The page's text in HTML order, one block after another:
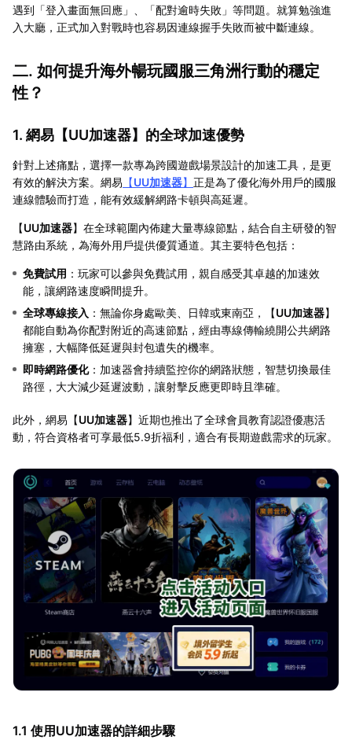
遇到「登入畫面無回應」、「配對逾時失敗」等問題。就算勉強進
入大廳，正式加入對戰時也容易因連線握手失敗而被中斷連線。
二. 如何提升海外暢玩國服三角洲行動的穩定
性？
1. 網易【UU加速器】的全球加速優勢
針對上述痛點，選擇一款專為跨國遊戲場景設計的加速工具，是更
有效的解決方案。網易 【UU加速器】 正是為了優化海外用戶的國服
連線體驗而打造，能有效緩解網路卡頓與高延遲。
【UU加速器】在全球範圍內佈建大量專線節點，結合自主研發的智
慧路由系統，為海外用戶提供優質通道。其主要特色包括：
免費試用 ：玩家可以參與免費試用，親自感受其卓越的加速效
能，讓網路速度瞬間提升。
全球專線接入 ：無論你身處歐美、日韓或東南亞，【UU加速器】
都能自動為你配對附近的高速節點，經由專線傳輸繞開公共網路
擁塞，大幅降低延遲與封包遺失的機率。
即時網路優化：加速器會持續監控你的網路狀態，智慧切換最佳
路徑，大大減少延遲波動，讓射擊反應更即時且準確。
此外，網易【UU加速器】近期也推出了全球會員教育認證優惠活
動，符合資格者可享最低5.9折福利，適合有長期遊戲需求的玩家。
1.1 使用UU加速器的詳細步驟